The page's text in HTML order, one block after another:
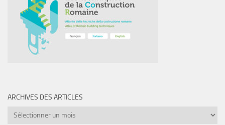
ARCHIVES DES ARTICLES
Archives